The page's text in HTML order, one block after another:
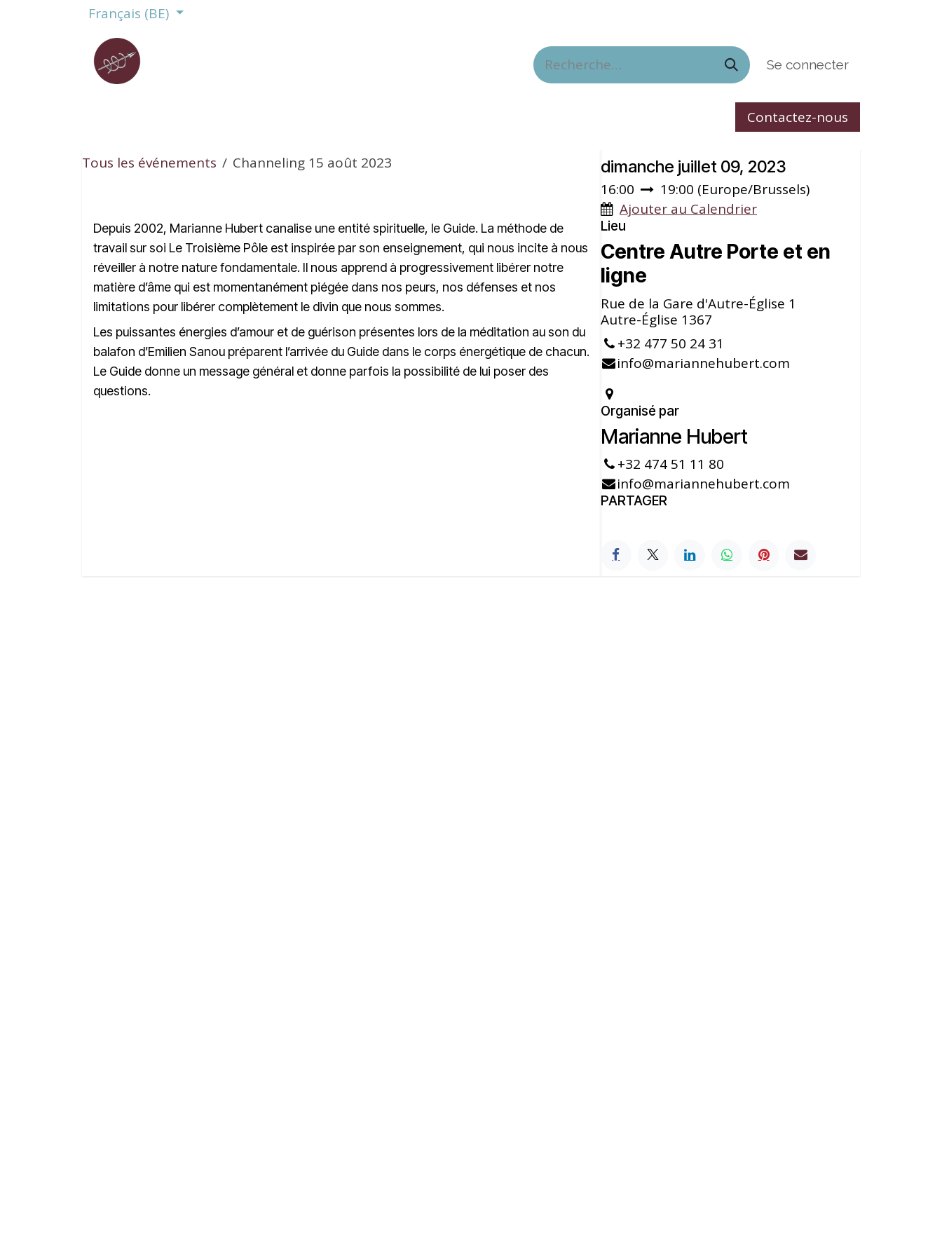
Se rendre au contenu
Français (BE)
Se connecter
LES FORMATIONS EN LIGNE
Contactez-nous
Tous les événements Channeling 15 août 2023
Depuis 2002, Marianne Hubert canalise une entité spirituelle, le Guide. La méthode de
travail sur soi Le Troisième Pôle est inspirée par son enseignement, qui nous incite à nous
réveiller à notre nature fondamentale. Il nous apprend à progressivement libérer notre
matière d’âme qui est momentanément piégée dans nos peurs, nos défenses et nos
limitations pour libérer complètement le divin que nous sommes.
Les puissantes énergies d’amour et de guérison présentes lors de la méditation au son du
balafon d’Emilien Sanou préparent l’arrivée du Guide dans le corps énergétique de chacun.
Le Guide donne un message général et donne parfois la possibilité de lui poser des
questions.
dimanche juillet 09, 2023
16:00 19:00 (Europe/Brussels)
Ajouter au Calendrier
Lieu
Centre Autre Porte et en
ligne
Rue de la Gare d'Autre-Église 1
Autre-Église 1367
+32 477 50 24 31
info@mariannehubert.com
Organisé par
Marianne Hubert
+32 474 51 11 80
info@mariannehubert.com
PARTAGER